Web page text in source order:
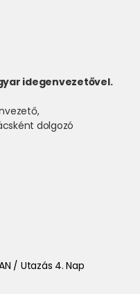
idegenvezetővel.
dolgozó
/ Utazás 4. Nap